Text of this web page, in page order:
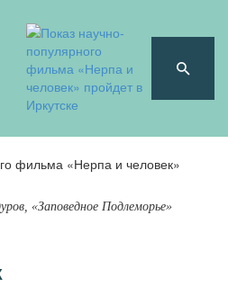
«Заповедное Подлеморье»